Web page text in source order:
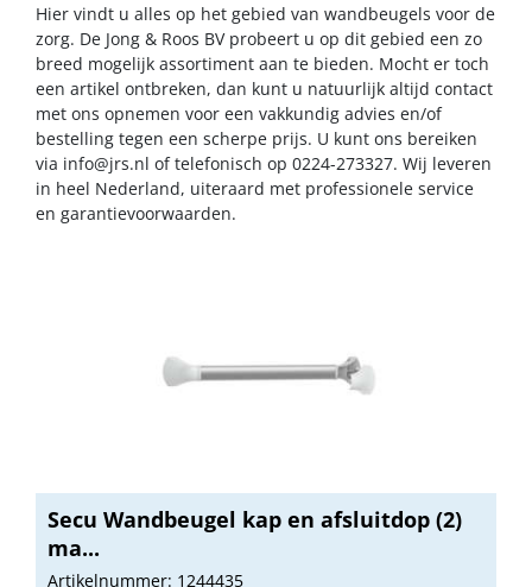
Hier vindt u alles op het gebied van wandbeugels voor de
zorg. De Jong & Roos BV probeert u op dit gebied een zo
breed mogelijk assortiment aan te bieden. Mocht er toch
een artikel ontbreken, dan kunt u natuurlijk altijd contact
met ons opnemen voor een vakkundig advies en/of
bestelling tegen een scherpe prijs. U kunt ons bereiken
via info@jrs.nl of telefonisch op 0224-273327. Wij leveren
in heel Nederland, uiteraard met professionele service
en garantievoorwaarden.
Secu Wandbeugel kap en afsluitdop (2)
ma...
Artikelnummer: 1244435